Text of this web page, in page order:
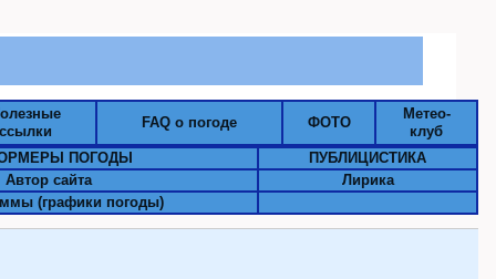
ссылки
FAQ о погоде ФОТО
Метео-
клуб
ПОГОДЫ
ПУБЛИЦИСТИКА
Автор сайта
Лирика
(графики погоды)